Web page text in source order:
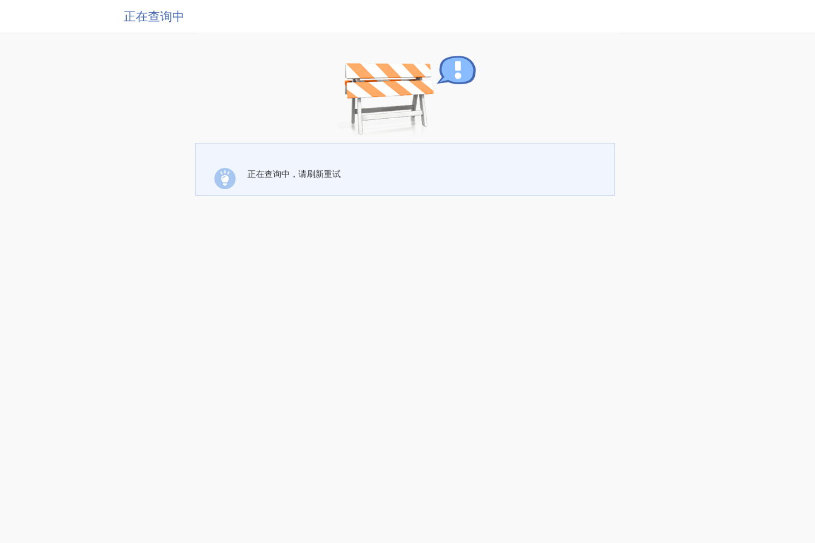
正在查询中
正在查询中，请刷新重试